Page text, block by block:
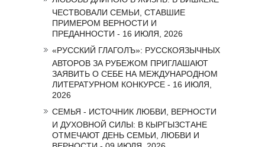
ЧЕСТВОВАЛИ СЕМЬИ, СТАВШИЕ
ПРИМЕРОМ ВЕРНОСТИ И
ПРЕДАННОСТИ - 16 ИЮЛЯ, 2026
«РУССКИЙ ГЛАГОЛЪ»: РУССКОЯЗЫЧНЫХ
АВТОРОВ ЗА РУБЕЖОМ ПРИГЛАШАЮТ
ЗАЯВИТЬ О СЕБЕ НА МЕЖДУНАРОДНОМ
ЛИТЕРАТУРНОМ КОНКУРСЕ - 16 ИЮЛЯ,
2026
СЕМЬЯ - ИСТОЧНИК ЛЮБВИ, ВЕРНОСТИ
И ДУХОВНОЙ СИЛЫ: В КЫРГЫЗСТАНЕ
ОТМЕЧАЮТ ДЕНЬ СЕМЬИ, ЛЮБВИ И
ВЕРНОСТИ - 09 ИЮЛЯ, 2026